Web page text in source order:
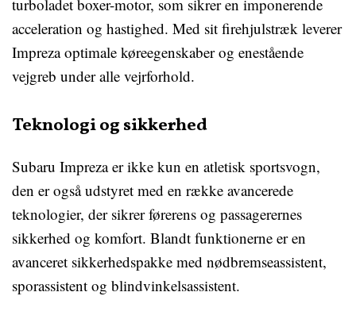
turboladet boxer-motor, som sikrer en imponerende
acceleration og hastighed. Med sit firehjulstræk leverer
Impreza optimale køreegenskaber og enestående
vejgreb under alle vejrforhold.
Teknologi og sikkerhed
Subaru Impreza er ikke kun en atletisk sportsvogn,
den er også udstyret med en række avancerede
teknologier, der sikrer førerens og passagerernes
sikkerhed og komfort. Blandt funktionerne er en
avanceret sikkerhedspakke med nødbremseassistent,
sporassistent og blindvinkelsassistent.